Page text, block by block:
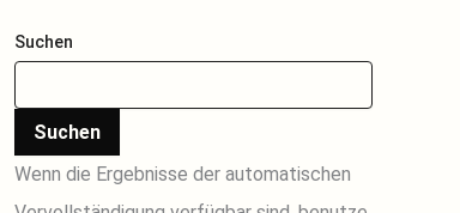
Suchen
Suchen
Wenn die Ergebnisse der automatischen